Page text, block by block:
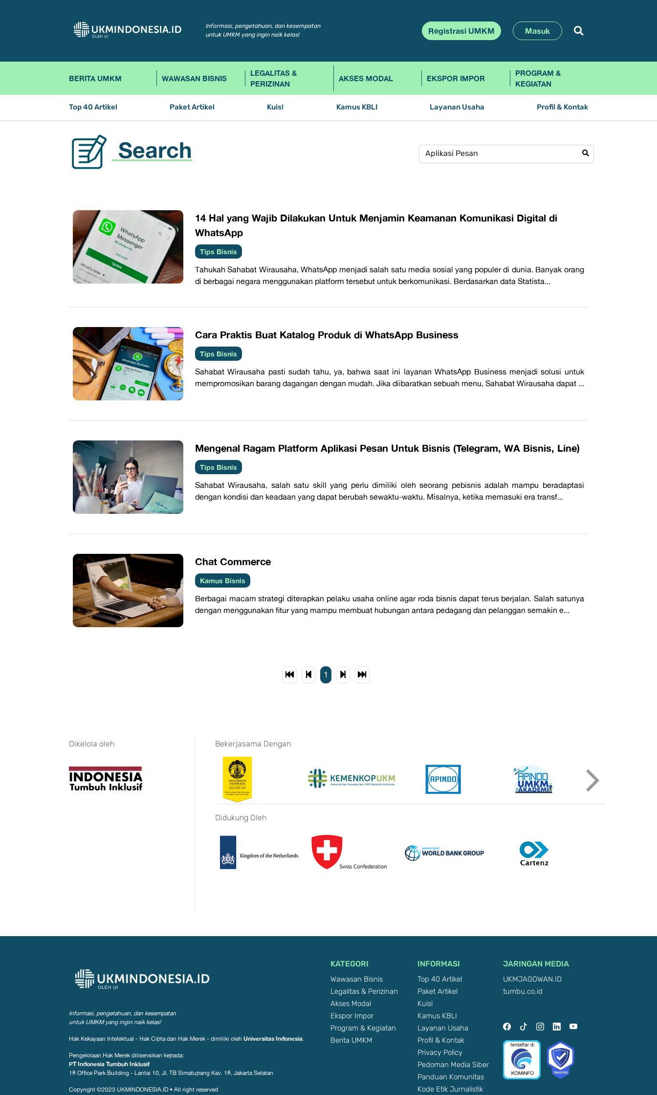
Informasi, pengetahuan, dan kesempatan
untuk UMKM yang ingin naik kelas!
Registrasi UMKM Masuk
BERITA UMKM WAWASAN BISNIS
LEGALITAS &
PERIZINAN
AKSES MODAL EKSPOR IMPOR
PROGRAM &
KEGIATAN
Top 40 Artikel Paket Artikel Kuis! Kamus KBLI Layanan Usaha Profil & Kontak
Search
​14 Hal yang Wajib Dilakukan Untuk Menjamin Keamanan Komunikasi Digital di
WhatsApp
Tips Bisnis
Tahukah Sahabat Wirausaha, WhatsApp menjadi salah satu media sosial yang populer di dunia. Banyak orang
di berbagai negara menggunakan platform tersebut untuk berkomunikasi. Berdasarkan data Statista...
​Cara Praktis Buat Katalog Produk di WhatsApp Business
Tips Bisnis
Sahabat Wirausaha pasti sudah tahu, ya, bahwa saat ini layanan WhatsApp Business menjadi solusi untuk
mempromosikan barang dagangan dengan mudah. Jika diibaratkan sebuah menu, Sahabat Wirausaha dapat ...
​Mengenal Ragam Platform Aplikasi Pesan Untuk Bisnis (Telegram, WA Bisnis, Line)
Tips Bisnis
Sahabat Wirausaha, salah satu skill yang perlu dimiliki oleh seorang pebisnis adalah mampu beradaptasi
dengan kondisi dan keadaan yang dapat berubah sewaktu-waktu. Misalnya, ketika memasuki era transf...
​Chat Commerce
Kamus Bisnis
Berbagai macam strategi diterapkan pelaku usaha online agar roda bisnis dapat terus berjalan. Salah satunya
dengan menggunakan fitur yang mampu membuat hubungan antara pedagang dan pelanggan semakin e...
1
Dikelola oleh Bekerjasama Dengan
Didukung Oleh
Informasi, pengetahuan, dan kesempatan
untuk UMKM yang ingin naik kelas!
Hak Kekayaan Intelektual - Hak Cipta dan Hak Merek - dimiliki oleh Universitas Indonesia.
Pengelolaan Hak Merek dilisensikan kepada:
PT Indonesia Tumbuh Inklusif
18 Office Park Building - Lantai 10, Jl. TB Simatupang Kav. 18, Jakarta Selatan
Copyright ©2023 UKMINDONESIA.ID • All right reserved
KATEGORI
Wawasan Bisnis
Legalitas & Perizinan
Akses Modal
Ekspor Impor
Program & Kegiatan
Berita UMKM
INFORMASI
Top 40 Artikel
Paket Artikel
Kuis!
Kamus KBLI
Layanan Usaha
Profil & Kontak
Privacy Policy
Pedoman Media Siber
Panduan Komunitas
Kode Etik Jurnalistik
JARINGAN MEDIA
UKMJAGOWAN.ID
tumbu.co.id